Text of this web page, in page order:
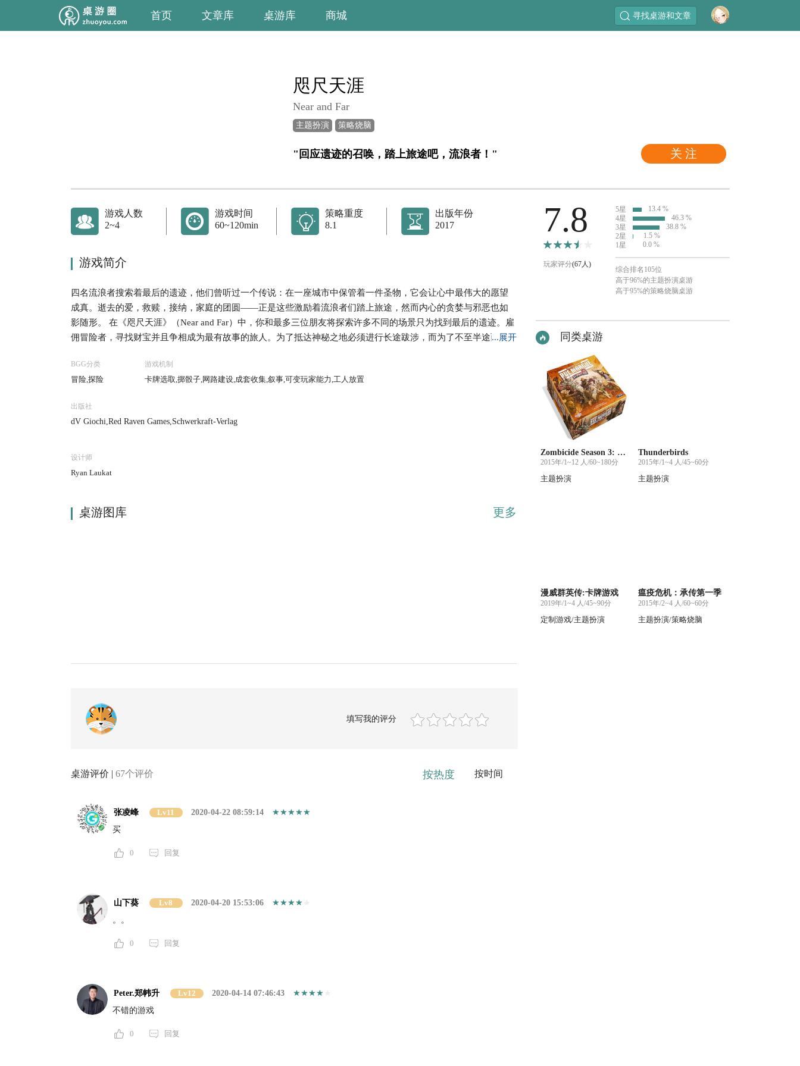
首页 文章库 桌游库 商城 寻找桌游和文章
关 注
咫尺天涯
Near and Far
主题扮演 策略烧脑
"回应遗迹的召唤，踏上旅途吧，流浪者！"
游戏人数
2~4
游戏时间
60~120min
策略重度
8.1
出版年份
2017
游戏简介
四名流浪者搜索着最后的遗迹，他们曾听过一个传说：在一座城市中保管着一件圣物，它会让心中最伟大的愿望
成真。逝去的爱，救赎，接纳，家庭的团圆——正是这些激励着流浪者们踏上旅途，然而内心的贪婪与邪恶也如
影随形。 在《咫尺天涯》（Near and Far）中，你和最多三位朋友将探索许多不同的场景只为找到最后的遗迹。雇
佣冒险者，寻找财宝并且争相成为最有故事的旅人。为了抵达神秘之地必须进行长途跋涉，而为了不至半途而废
至。为了能和他们融洽的相处，武器自然必不可少。 在旅途中的某些时候，会遇到独特的事物并且你的朋友通过
读一段故事书告诉你发生了什么，而你需要做出回应。这种形式必然会在每次游戏中创造一个全新的传说，并且
到十个游戏进程并最后达到故事结尾。每个章节都发生在具有独特画面的全新场景之中。
...展开
BGG分类
冒险,探险
游戏机制
卡牌选取,掷骰子,网路建设,成套收集,叙事,可变玩家能力,工人放置
出版社
dV Giochi,Red Raven Games,Schwerkraft-Verlag
设计师
Ryan Laukat
桌游图库 更多
填写我的评分
桌游评价 | 67个评价 按热度 按时间
张凌峰 Lv11
2020-04-22 08:59:14
买
0 回复
山下葵 Lv8
2020-04-20 15:53:06
。。
0 回复
Peter.郑帏升 Lv12
2020-04-14 07:46:43
不错的游戏
0 回复
7.8
玩家评分(67人)
5星
13.4 %
4星
46.3 %
3星
38.8 %
2星
1.5 %
1星
0.0 %
综合排名105位
高于96%的主题扮演桌游
高于95%的策略烧脑桌游
同类桌游
Zombicide Season 3: Rue Morgue
2015年/1~12 人/60~180分
主题扮演
Thunderbirds
2015年/1~4 人/45~60分
主题扮演
漫威群英传:卡牌游戏
2019年/1~4 人/45~90分
定制游戏/主题扮演
瘟疫危机：承传第一季
2015年/2~4 人/60~60分
主题扮演/策略烧脑